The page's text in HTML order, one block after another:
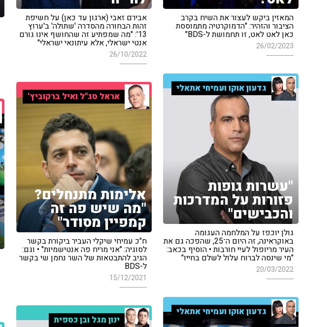
המאזין ביקש לעצור את השיח בקרב
הציבור והזהיר: "הדמוקרטיה מתמוססת
כאן לאט לאט, זו תחמושת ל-BDS"
26/02/2023
אבירם זאבי (ארגון עד כאן) על חשיפת
זהות הבחורה מהסדרה 'שתולה' ב'ערוץ
13': "מה שמפתיע זה שהחושף אינו גורם
אנטי ישראלי, אלא עיתונאי ישראלי"
26/10/2022
גדעון אוקו ועמיחי אתאלי
"עשרות גופות
פזורות על המדרכות
והכבישים"
גולן יוכפז על המלחמה העגומה
באוקראינה, זה היום ה־25, שהפכה גם את
העיר מריופול לעיי חורבות • הוסיף בכאב:
"מי שינסה לברוח עלול לשלם בחייו"
20/03/2022
אראל סג"ל ואיל ברקוביץ'
אלימות מתנחלים?
"מה שיש פה זה
קמפיין מסודר"
ח"כ עמיחי שיקלי העביר ביקורת בקשר
לסוגיה: "אני מריח פה אנטישמיות" • וגם:
הגיב להתבטאות של השר נחמן שי בקשר
ל-BDS
15/12/2021
גדעון אוקו ועמיחי אתאלי
ינון מגל ובן כספית